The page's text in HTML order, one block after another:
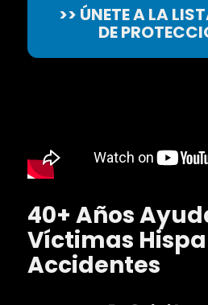
>> ÚNETE A LA
DE
40+ Años
Víctimas
Accidentes